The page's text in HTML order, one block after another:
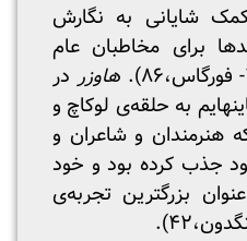
شایانی به نگارش
برای مخاطبان عام
هاوزردر
هنرمندان و شاعران و
جذب کرده بود و خود
بزرگترین تجربه‌ی